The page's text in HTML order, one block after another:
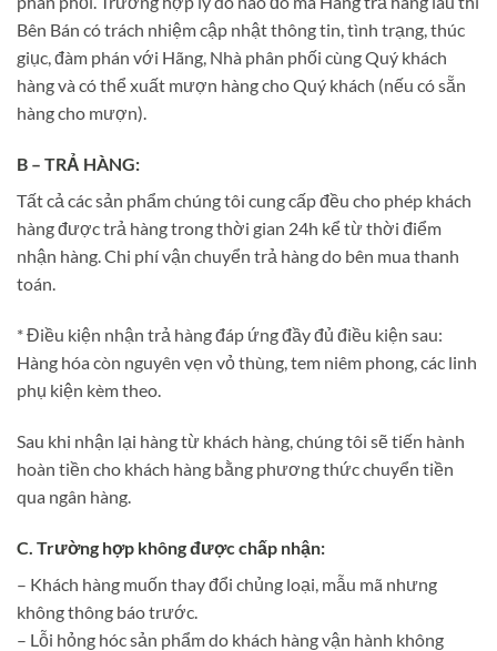
Bên Bán có trách nhiệm cập nhật thông tin, tình trạng, thúc
giục, đàm phán với Hãng, Nhà phân phối cùng Quý khách
hàng và có thể xuất mượn hàng cho Quý khách (nếu có sẵn
hàng cho mượn).
B – TRẢ HÀNG:
Tất cả các sản phẩm chúng tôi cung cấp đều cho phép khách
hàng được trả hàng trong thời gian 24h kể từ thời điểm
nhận hàng. Chi phí vận chuyển trả hàng do bên mua thanh
toán.
* Điều kiện nhận trả hàng đáp ứng đầy đủ điều kiện sau:
Hàng hóa còn nguyên vẹn vỏ thùng, tem niêm phong, các linh
phụ kiện kèm theo.
Sau khi nhận lại hàng từ khách hàng, chúng tôi sẽ tiến hành
hoàn tiền cho khách hàng bằng phương thức chuyển tiền
qua ngân hàng.
C. Trường hợp không được chấp nhận:
– Khách hàng muốn thay đổi chủng loại, mẫu mã nhưng
không thông báo trước.
– Lỗi hỏng hóc sản phẩm do khách hàng vận hành không